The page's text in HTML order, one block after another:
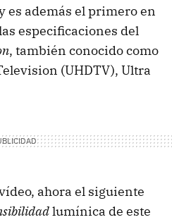
es además el primero en
especificaciones del
, también conocido como
(UHDTV), Ultra
ahora el siguiente
lumínica de este